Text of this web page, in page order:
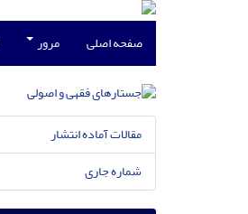
صفحه اصلی مرور
مقالات آماده انتشار
شماره جاری